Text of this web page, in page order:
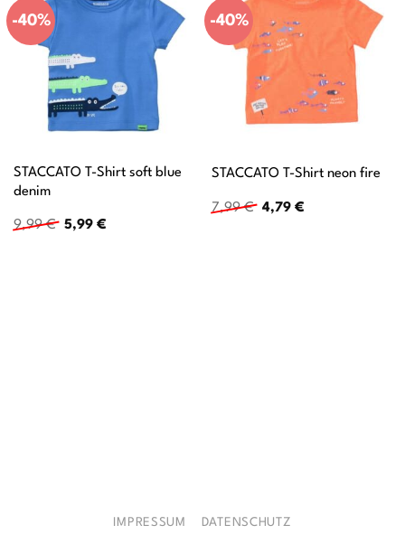
-40%
STACCATO T-Shirt soft blue
denim
9,99€ Ursprünglicher
5,99 €Aktueller
-40%
STACCATO T-Shirt neon fire
7,99€ Ursprünglicher
4,79 €Aktueller
IMPRESSUM DATENSCHUTZ